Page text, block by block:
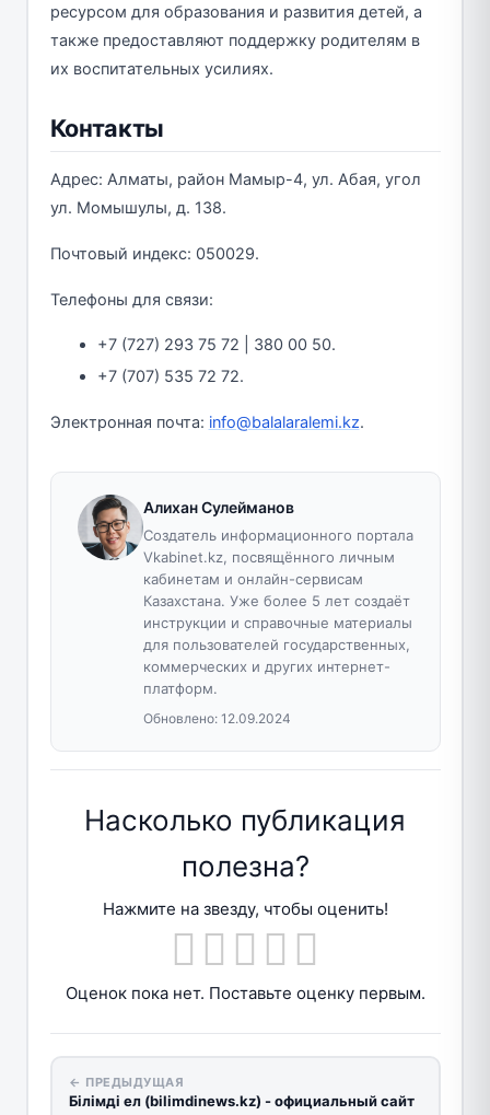
ресурсом для образования и развития детей, а
также предоставляют поддержку родителям в
их воспитательных усилиях.
Контакты
Адрес: Алматы, район Мамыр-4, ул. Абая, угол
ул. Момышулы, д. 138.
Почтовый индекс: 050029.
Телефоны для связи:
+7 (727) 293 75 72 | 380 00 50.
+7 (707) 535 72 72.
Электронная почта: info@balalaralemi.kz.
Алихан Сулейманов
Создатель информационного портала
Vkabinet.kz, посвящённого личным
кабинетам и онлайн-сервисам
Казахстана. Уже более 5 лет создаёт
инструкции и справочные материалы
для пользователей государственных,
коммерческих и других интернет-
платформ.
Обновлено: 12.09.2024
Насколько публикация
полезна?
Нажмите на звезду, чтобы оценить!
Оценок пока нет. Поставьте оценку первым.
← ПРЕДЫДУЩАЯ
Білімді ел (bilimdinews.kz) - официальный сайт